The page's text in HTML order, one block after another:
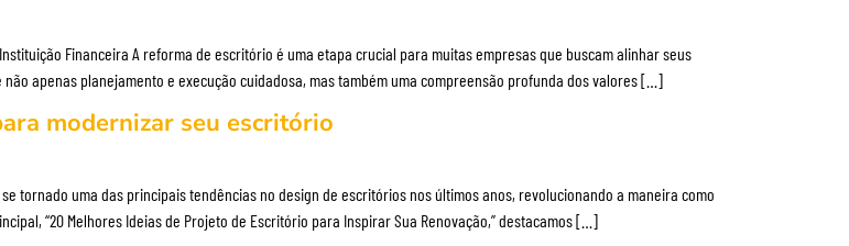
Financeira A reforma de escritório é uma etapa crucial para muitas empresas que buscam alinhar seus
apenas planejamento e execução cuidadosa, mas também uma compreensão profunda dos valores […]
modernizar seu escritório
tornado uma das principais tendências no design de escritórios nos últimos anos, revolucionando a maneira como
“20 Melhores Ideias de Projeto de Escritório para Inspirar Sua Renovação,” destacamos […]